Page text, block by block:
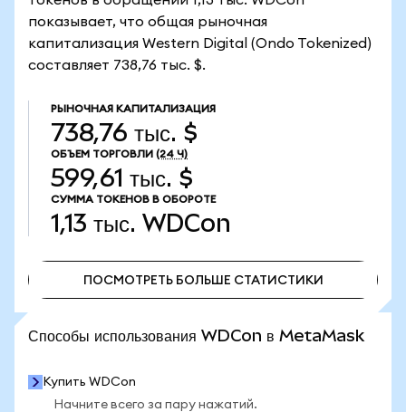
показывает, что общая рыночная
капитализация Western Digital (Ondo Tokenized)
составляет 738,76 тыс. $.
РЫНОЧНАЯ КАПИТАЛИЗАЦИЯ
738,76 тыс. $
ОБЪЕМ ТОРГОВЛИ (24 Ч)
599,61 тыс. $
СУММА ТОКЕНОВ В ОБОРОТЕ
1,13 тыс. WDCon
ПОСМОТРЕТЬ БОЛЬШЕ СТАТИСТИКИ
Способы использования WDCon в MetaMask
Купить WDCon
Начните всего за пару нажатий.